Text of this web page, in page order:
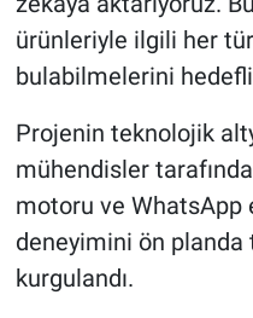
ürünleriyle ilgili her
bulabilmelerini
Projenin teknolojik
mühendisler
motoru ve WhatsApp
deneyimini ön planda
kurgulandı.